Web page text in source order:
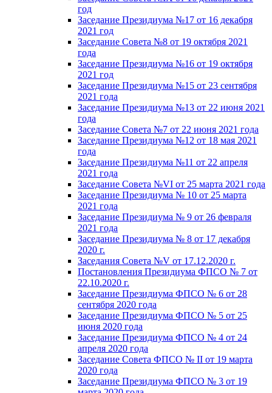
год
Заседание Президиума №17 от 16 декабря
2021 год
Заседание Совета №8 от 19 октября 2021
года
Заседание Президиума №16 от 19 октября
2021 год
Заседание Президиума №15 от 23 сентября
2021 года
Заседание Президиума №13 от 22 июня 2021
года
Заседание Совета №7 от 22 июня 2021 года
Заседание Президиума №12 от 18 мая 2021
года
Заседание Президиума №11 от 22 апреля
2021 года
Заседание Совета №VI от 25 марта 2021 года
Заседание Президиума № 10 от 25 марта
2021 года
Заседание Президиума № 9 от 26 февраля
2021 года
Заседание Президиума № 8 от 17 декабря
2020 г.
Заседания Совета №V от 17.12.2020 г.
Постановления Президиума ФПСО № 7 от
22.10.2020 г.
Заседание Президиума ФПСО № 6 от 28
сентября 2020 года
Заседание Президиума ФПСО № 5 от 25
июня 2020 года
Заседание Президиума ФПСО № 4 от 24
апреля 2020 года
Заседание Совета ФПСО № II от 19 марта
2020 года
Заседание Президиума ФПСО № 3 от 19